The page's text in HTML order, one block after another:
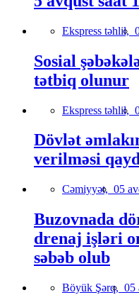
Ekspress təhlil,
Sosial
tətbiq olunur
Ekspress təhlil,
Dövlət
verilməsi
Cəmiyyət, 05
Buzovnada
drenaj işləri
səbəb olub
Böyük Şərq, 05